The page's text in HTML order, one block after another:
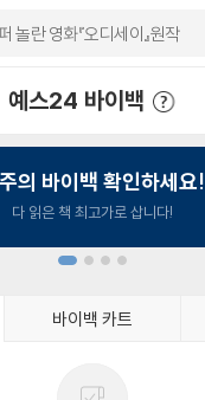
예스24 바이백
의 바이백 확인하세요!
다 읽은 책 최고가로 삽니다!
바이백 카트